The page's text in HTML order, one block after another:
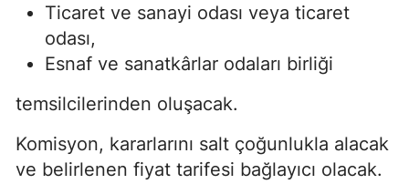
Ticaret ve sanayi odası veya ticaret
odası,
Esnaf ve sanatkârlar odaları birliği
temsilcilerinden oluşacak.
Komisyon, kararlarını salt çoğunlukla alacak
ve belirlenen fiyat tarifesi bağlayıcı olacak.